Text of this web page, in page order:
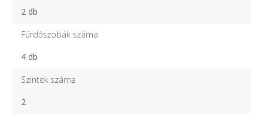
2 db
Fürdőszobák száma
4 db
Szintek száma
2